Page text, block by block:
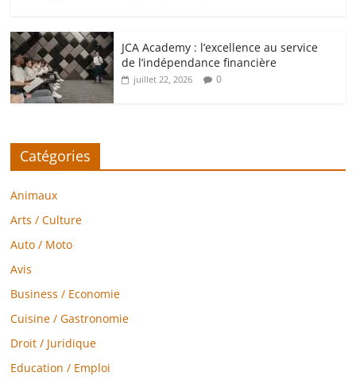
JCA Academy : l’excellence au service
de l’indépendance financière
juillet 22, 2026 0
Catégories
Animaux
Arts / Culture
Auto / Moto
Avis
Business / Economie
Cuisine / Gastronomie
Droit / Juridique
Education / Emploi